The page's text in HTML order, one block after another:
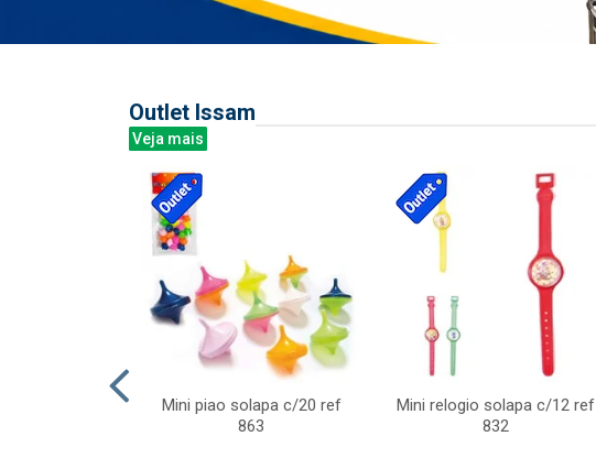
Outlet Issam
Veja mais
Mini piao solapa c/20 ref
863
Mini relogio solapa c/12 ref
832